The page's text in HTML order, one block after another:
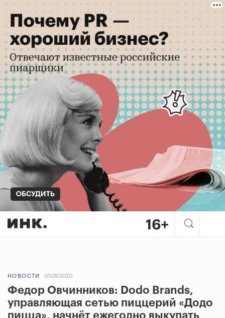
НОВОСТИ 07.09.2020
Федор Овчинников: Dodo Brands,
управляющая сетью пиццерий «Додо
пицца», начнёт ежегодно выкупать